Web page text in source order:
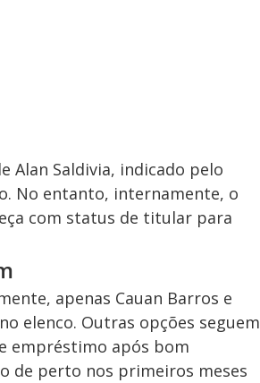
Alan Saldivia, indicado pelo
No entanto, internamente, o
com status de titular para
apenas Cauan Barros e
elenco. Outras opções seguem
empréstimo após bom
de perto nos primeiros meses